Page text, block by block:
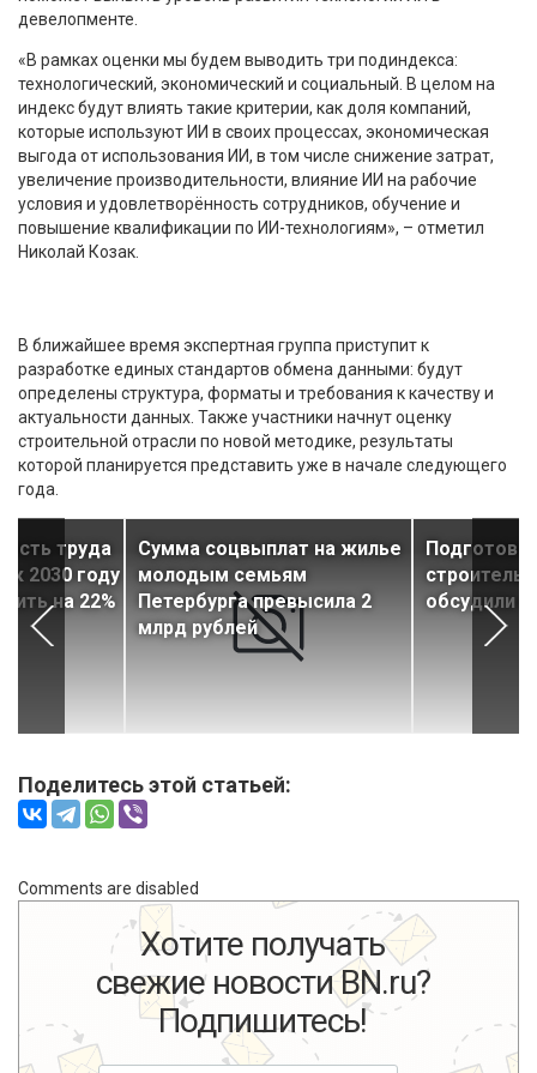
девелопменте.
«В рамках оценки мы будем выводить три подиндекса:
технологический, экономический и социальный. В целом на
индекс будут влиять такие критерии, как доля компаний,
которые используют ИИ в своих процессах, экономическая
выгода от использования ИИ, в том числе снижение затрат,
увеличение производительности, влияние ИИ на рабочие
условия и удовлетворённость сотрудников, обучение и
повышение квалификации по ИИ-технологиям», – отметил
Николай Козак.
В ближайшее время экспертная группа приступит к
разработке единых стандартов обмена данными: будут
определены структура, форматы и требования к качеству и
актуальности данных. Также участники начнут оценку
строительной отрасли по новой методике, результаты
которой планируется представить уже в начале следующего
года.
труда
к 2030 году
на 22%
Сумма соцвыплат на жилье
молодым семьям
Петербурга превысила 2
млрд рублей
обсудили
Поделитесь этой статьей:
Comments are disabled
Хотите получать
свежие новости BN.ru?
Подпишитесь!